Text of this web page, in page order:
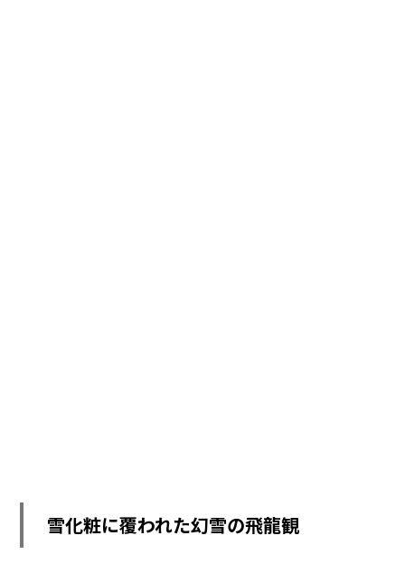
雪化粧に覆われた幻雪の飛龍観